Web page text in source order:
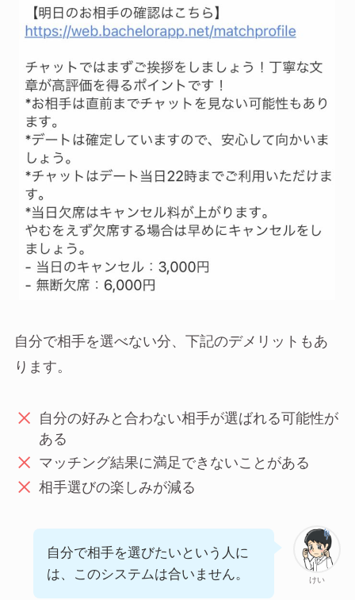
自分で相手を選べない分、下記のデメリットもあ
ります。
自分の好みと合わない相手が選ばれる可能性が
ある
マッチング結果に満足できないことがある
相手選びの楽しみが減る
けい
自分で相手を選びたいという人に
は、このシステムは合いません。